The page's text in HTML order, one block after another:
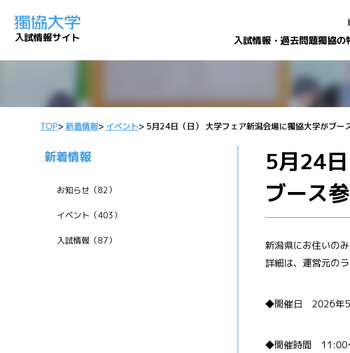
入試情報サイト 入試情報・過去問題獨協の
TOP> 新着情報> イベント> 5月24日（日） 大学フェア新潟会場に獨協大学がブー
5月24
ブース
新潟県にお住いの
詳細は、運営元の
◆開催日 2026年5
◆開催時間 11:00
新着情報
お知らせ（82）
イベント（403）
入試情報（87）